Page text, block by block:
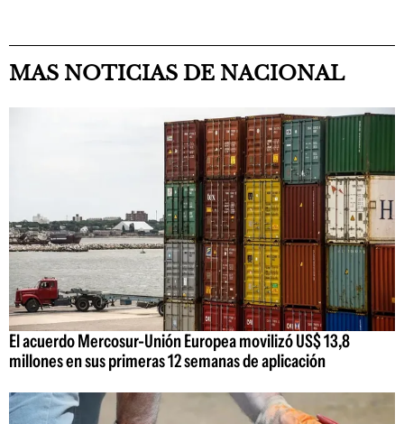
MAS NOTICIAS DE NACIONAL
El acuerdo Mercosur-Unión Europea movilizó US$ 13,8
millones en sus primeras 12 semanas de aplicación